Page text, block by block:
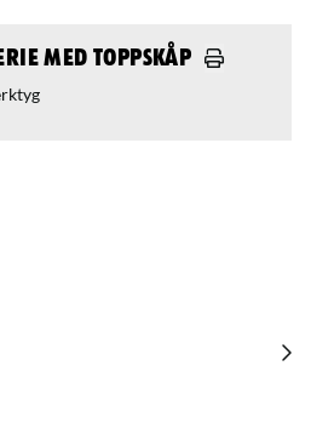
med toppskåp